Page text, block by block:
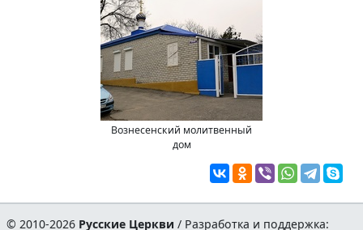
Вознесенский молитвенный
дом
© 2010-2026 Русские Церкви / Разработка и поддержка: